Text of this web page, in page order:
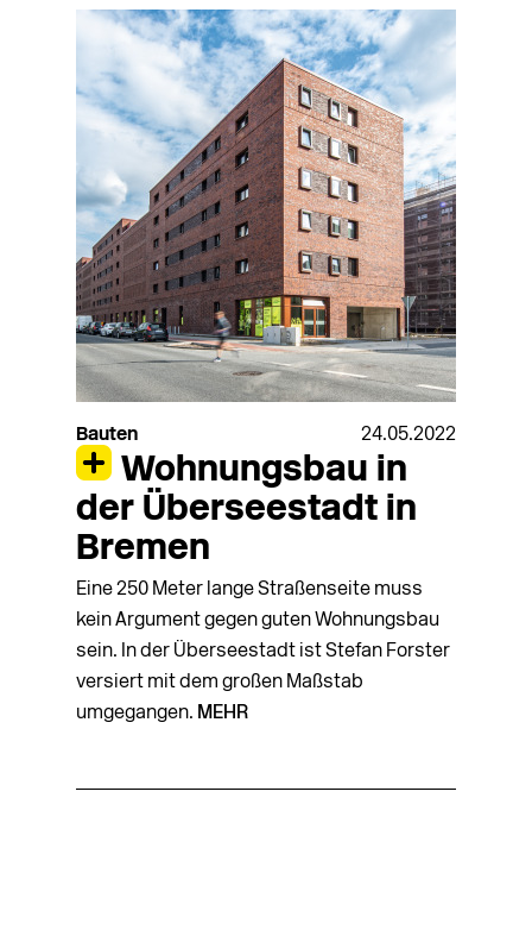
Bauten 24.05.2022
Wohnungsbau in
der Überseestadt in
Bremen
Eine 250 Meter lange Straßenseite muss
kein Argument gegen guten Wohnungsbau
sein. In der Überseestadt ist Stefan Forster
versiert mit dem großen Maßstab
umgegangen. MEHR